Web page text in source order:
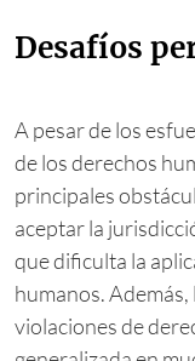
Desafíos
A pesar de los
de los derechos
principales
aceptar la
que dificulta la
humanos.
violaciones de